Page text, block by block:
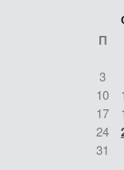
П
3
10
17
24
31